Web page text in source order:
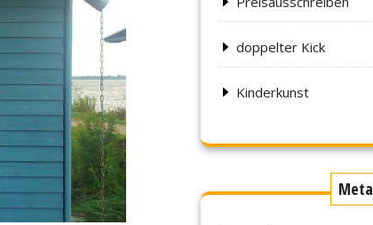
doppelter Kick
Kinderkunst
Meta